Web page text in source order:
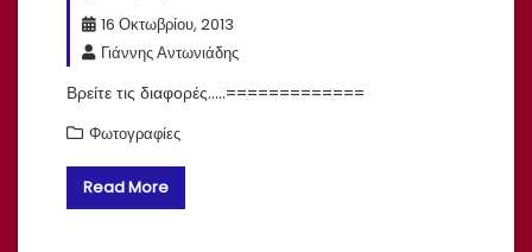
16 Οκτωβρίου, 2013
Γιάννης Αντωνιάδης
Βρείτε τις διαφορές…..=============
Φωτογραφίες
Read More